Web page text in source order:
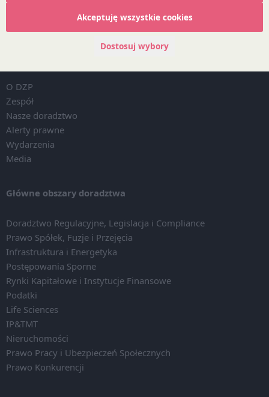
O DZP
Zespół
Nasze doradztwo
Alerty prawne
Wydarzenia
Media
Główne obszary doradztwa
Doradztwo Regulacyjne, Legislacja i Compliance
Prawo Spółek, Fuzje i Przejęcia
Infrastruktura i Energetyka
Postępowania Sporne
Rynki Kapitałowe i Instytucje Finansowe
Podatki
Life Sciences
IP&TMT
Nieruchomości
Prawo Pracy i Ubezpieczeń Społecznych
Prawo Konkurencji
Akceptuję wszystkie cookies
Dostosuj wybory